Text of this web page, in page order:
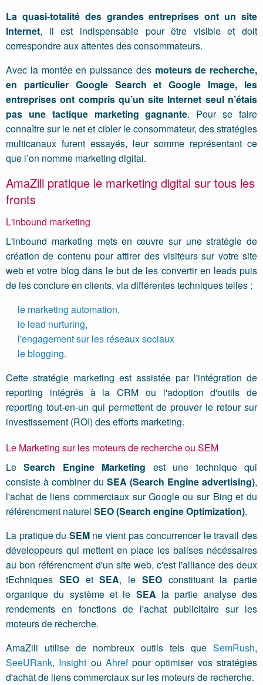
La quasi-totalité des grandes entreprises ont un site
Internet, il est indispensable pour être visible et doit
correspondre aux attentes des consommateurs.
Avec la montée en puissance desmoteurs de recherche,
en particulier Google Search et Google Image, les
entreprises ont compris qu’un site Internet seul n’étais
pas une tactique marketing gagnante. Pour se faire
connaître sur le net et cibler le consommateur, des stratégies
multicanaux furent essayés, leur somme représentant ce
que l’on nomme marketing digital.
AmaZili pratique le marketing digital sur tous les
fronts
L'inbound marketing
L'inbound marketing mets en œuvre sur une stratégie de
création de contenu pour attirer des visiteurs sur votre site
web et votre blog dans le but de les convertir en leads puis
de les conclure en clients, via différentes techniques telles :
le marketing automation,
le lead nurturing,
l'engagement sur les réseaux sociaux
le blogging.
Cette stratégie marketing est assistée par l'intégration de
reporting intégrés à la CRM ou l'adoption d'outils de
reporting tout-en-un qui permettent de prouver le retour sur
investissement (ROI) des efforts marketing.
Le Marketing sur les moteurs de recherche ou SEM
LeSearch Engine Marketing est une technique qui
consiste à combiner du SEA (Search Engine advertising),
l'achat de liens commerciaux sur Google ou sur Bing et du
référencment naturel SEO (Search engine Optimization).
La pratique du SEMne vient pas concurrencer le travail des
développeurs qui mettent en place les balises nécéssaires
au bon référencment d'un site web, c'est l'alliance des deux
tEchniques SEOetSEA, le SEOconstituant la partie
organique du système et le SEA la partie analyse des
rendements en fonctions de l'achat publicitaire sur les
moteurs de recherche.
AmaZili utilise de nombreux outils tels que SemRush,
SeeURank, Insight ou Ahrefpour optimiser vos stratégies
d'achat de liens commerciaux sur les moteurs de recherche.